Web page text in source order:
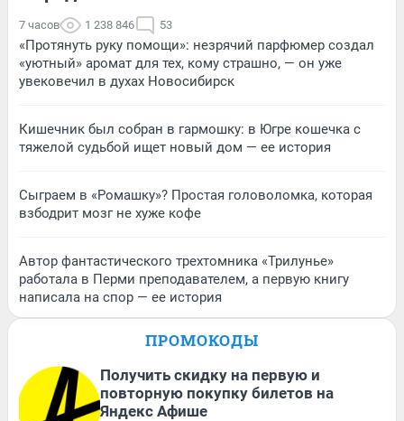
7 часов 1 238 846 53
«Протянуть руку помощи»: незрячий парфюмер создал
«уютный» аромат для тех, кому страшно, — он уже
увековечил в духах Новосибирск
Кишечник был собран в гармошку: в Югре кошечка с
тяжелой судьбой ищет новый дом — ее история
Сыграем в «Ромашку»? Простая головоломка, которая
взбодрит мозг не хуже кофе
Автор фантастического трехтомника «Трилунье»
работала в Перми преподавателем, а первую книгу
написала на спор — ее история
ПРОМОКОДЫ
Получить скидку на первую и
повторную покупку билетов на
Яндекс Афише